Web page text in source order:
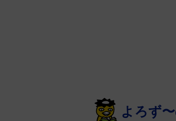
「志村魂」で上妻さ
た。仲本工事さんが
よろず